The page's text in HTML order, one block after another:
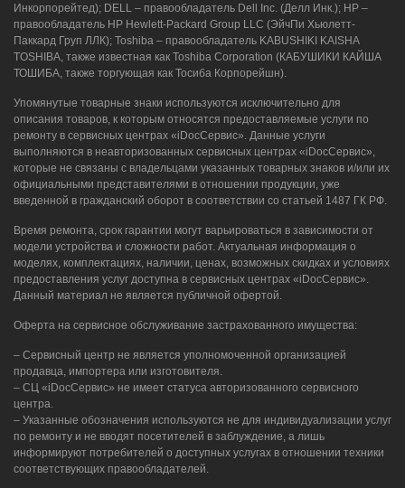
Инкорпорейтед); DELL – правообладатель Dell Inc. (Делл Инк.); HP –
правообладатель HP Hewlett-Packard Group LLC (ЭйчПи Хьюлетт-
Паккард Груп ЛЛК); Toshiba – правообладатель KABUSHIKI KAISHA
TOSHIBA, также известная как Toshiba Corporation (КАБУШИКИ КАЙША
ТОШИБА, также торгующая как Тосиба Корпорейшн).
Упомянутые товарные знаки используются исключительно для
описания товаров, к которым относятся предоставляемые услуги по
ремонту в сервисных центрах «iDocСервис». Данные услуги
выполняются в неавторизованных сервисных центрах «iDocСервис»,
которые не связаны с владельцами указанных товарных знаков и/или их
официальными представителями в отношении продукции, уже
введенной в гражданский оборот в соответствии со статьей 1487 ГК РФ.
Время ремонта, срок гарантии могут варьироваться в зависимости от
модели устройства и сложности работ. Актуальная информация о
моделях, комплектациях, наличии, ценах, возможных скидках и условиях
предоставления услуг доступна в сервисных центрах «iDocСервис».
Данный материал не является публичной офертой.
Оферта на сервисное обслуживание застрахованного имущества:
– Сервисный центр не является уполномоченной организацией
продавца, импортера или изготовителя.
– СЦ «iDocСервис» не имеет статуса авторизованного сервисного
центра.
– Указанные обозначения используются не для индивидуализации услуг
по ремонту и не вводят посетителей в заблуждение, а лишь
информируют потребителей о доступных услугах в отношении техники
соответствующих правообладателей.